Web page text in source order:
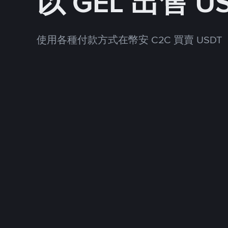
使用各種付款方式在幣安 C2C 買賣 USDT